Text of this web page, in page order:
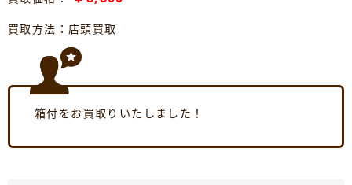
買取方法：店頭買取
箱付をお買取りいたしました！